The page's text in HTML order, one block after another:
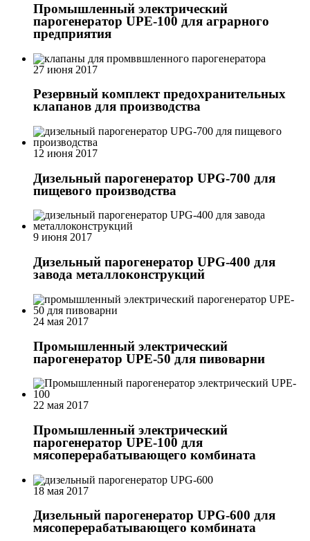
Промышленный электрический
парогенератор UPE-100 для аграрного
предприятия
27 июня 2017
Резервный комплект предохранительных
клапанов для производства
12 июня 2017
Дизельный парогенератор UPG-700 для
пищевого производства
9 июня 2017
Дизельный парогенератор UPG-400 для
завода металлоконструкций
24 мая 2017
Промышленный электрический
парогенератор UPE-50 для пивоварни
22 мая 2017
Промышленный электрический
парогенератор UPE-100 для
мясоперерабатывающего комбината
18 мая 2017
Дизельный парогенератор UPG-600 для
мясоперерабатывающего комбината